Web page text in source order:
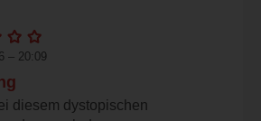
– 20:09
diesem dystopischen